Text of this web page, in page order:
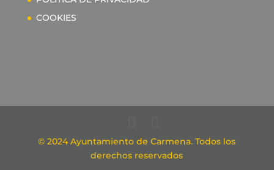
COOKIES
© 2024 Ayuntamiento de Carmena. Todos los
derechos reservados